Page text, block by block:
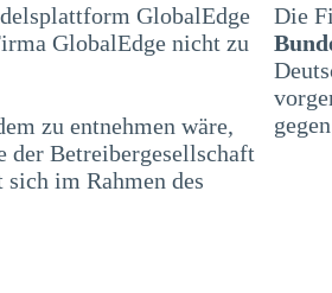
GlobalEdge
zu entnehmen wäre,
der Betreibergesellschaft
im Rahmen des
Die